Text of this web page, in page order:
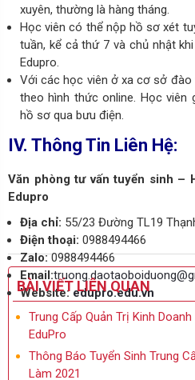
xuyên, thường là hàng tháng.
Học viên có thể nộp hồ sơ xét
tuần, kể cả thứ 7 và chủ nhật
Edupro.
Với các học viên ở xa cơ sở
theo hình thức online. Học viên
hồ sơ qua bưu điện.
IV. Thông Tin Liên Hệ:
Văn phòng tư vấn tuyển sinh –
Edupro
Địa chỉ: 55/23 Đường TL19
Điện thoại: 0988494466
Zalo:0988494466
Email:
Website: edupro.edu.vn
BÀI VIẾT LIÊN QUAN
Trung Cấp Quản Trị Kinh
EduPro
Thông Báo Tuyển Sinh Trung
Làm 2021